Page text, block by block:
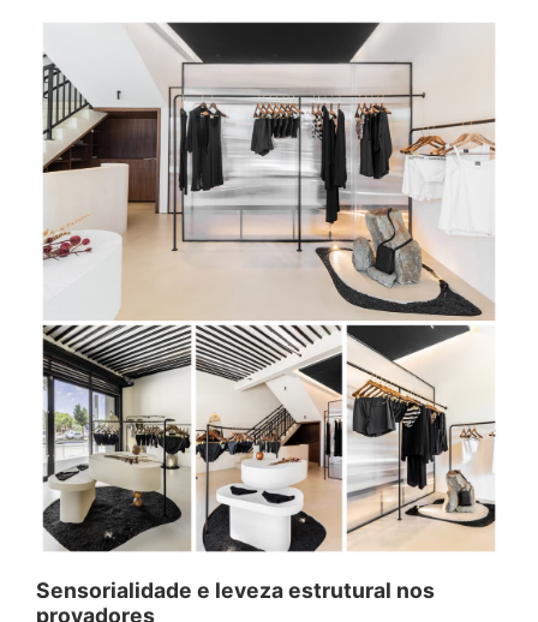
Sensorialidade e leveza estrutural nos
provadores